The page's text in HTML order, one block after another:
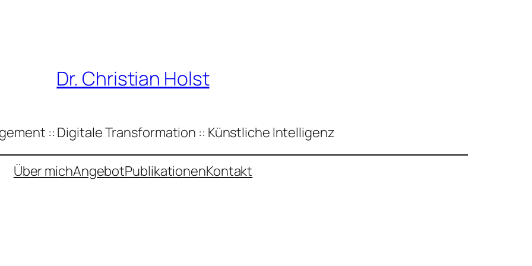
Dr. Christian Holst
:: Digitale Transformation :: Künstliche Intelligenz
Über michAngebotPublikationenKontakt